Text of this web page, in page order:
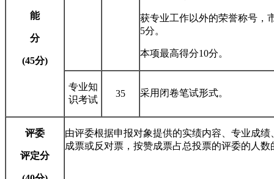
能
分
(45分)
获专业工作以外的荣誉称号，
5分。
本项最高得分10分。
专业知
识考试
35 采用闭卷笔试形式。
评委
评定分
由评委根据申报对象提供的实绩内容、专业成
成票或反对票，按赞成票占总投票的评委的人